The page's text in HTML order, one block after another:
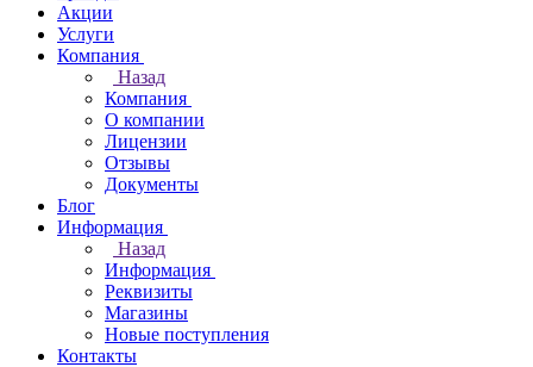
Акции
Услуги
Компания
Назад
Компания
О компании
Лицензии
Отзывы
Документы
Блог
Информация
Назад
Информация
Реквизиты
Магазины
Новые поступления
Контакты